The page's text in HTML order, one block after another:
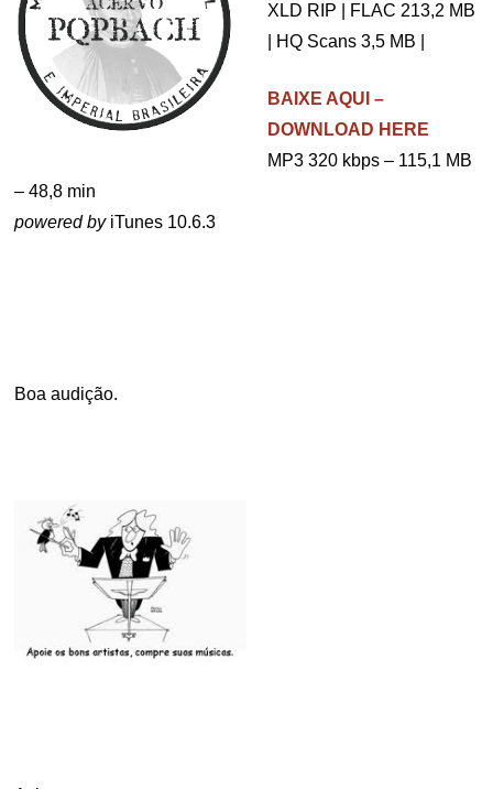
XLD RIP | FLAC 213,2 MB
| HQ Scans 3,5 MB |
BAIXE AQUI –
DOWNLOAD HERE
MP3 320 kbps – 115,1 MB
– 48,8 min
powered byiTunes 10.6.3
Boa audição.